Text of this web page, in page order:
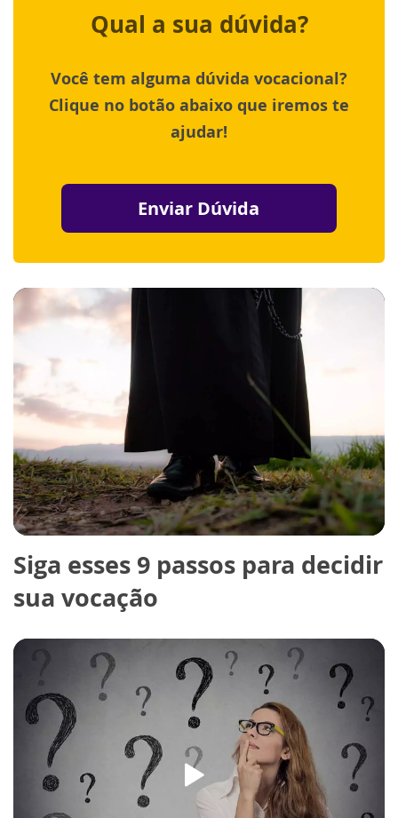
Qual a sua dúvida?
Você tem alguma dúvida vocacional?
Clique no botão abaixo que iremos te
ajudar!
Enviar Dúvida
Siga esses 9 passos para decidir
sua vocação